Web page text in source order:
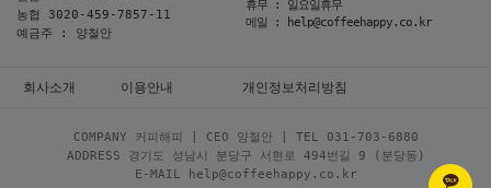
농협 3020-459-7857-11
예금주 : 양철안
휴무 : 일요일휴무
메일 : help@coffeehappy.co.kr
회사소개 이용안내 개인정보처리방침
COMPANY 커피해피 | CEO 양철안 | TEL
031-703-6880
ADDRESS 경기도 성남시 분당구 서현로 494번길 9 (분당동)
E-MAIL help@coffeehappy.co.kr